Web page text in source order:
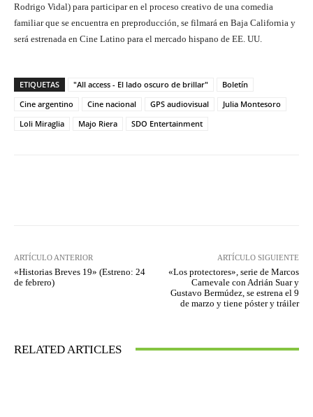
Rodrigo Vidal) para participar en el proceso creativo de una comedia
familiar que se encuentra en preproducción, se filmará en Baja California y
será estrenada en Cine Latino para el mercado hispano de EE. UU.
ETIQUETAS "All access - El lado oscuro de brillar"
Boletín
Cine argentino
Cine nacional GPS audiovisual
Julia Montesoro
Loli Miraglia
Majo Riera SDO Entertainment
ARTÍCULO ANTERIOR
«Historias Breves 19» (Estreno: 24
de febrero)
ARTÍCULO SIGUIENTE
«Los protectores», serie de Marcos
Carnevale con Adrián Suar y
Gustavo Bermúdez, se estrena el 9
de marzo y tiene póster y tráiler
RELATED ARTICLES